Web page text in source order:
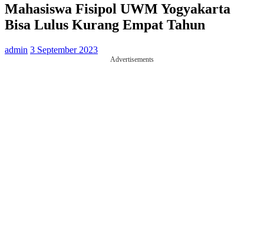
Mahasiswa Fisipol UWM Yogyakarta
Bisa Lulus Kurang Empat Tahun
admin 3 September 2023
Advertisements